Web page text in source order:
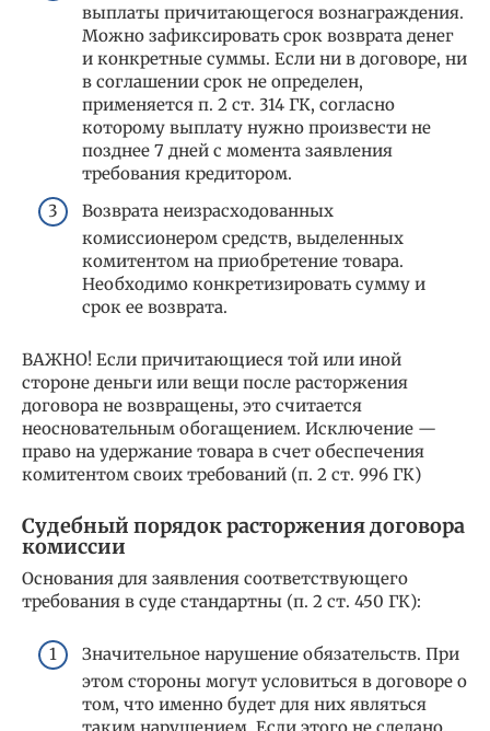
выплаты причитающегося вознаграждения.
Можно зафиксировать срок возврата денег
и конкретные суммы. Если ни в договоре, ни
в соглашении срок не определен,
применяется п. 2 ст. 314 ГК, согласно
которому выплату нужно произвести не
позднее 7 дней с момента заявления
требования кредитором.
Возврата неизрасходованных
комиссионером средств, выделенных
комитентом на приобретение товара.
Необходимо конкретизировать сумму и
срок ее возврата.
ВАЖНО! Если причитающиеся той или иной
стороне деньги или вещи после расторжения
договора не возвращены, это считается
неосновательным обогащением. Исключение —
право на удержание товара в счет обеспечения
комитентом своих требований (п. 2 ст. 996 ГК)
Судебный порядок расторжения договора
комиссии
Основания для заявления соответствующего
требования в суде стандартны (п. 2 ст. 450 ГК):
Значительное нарушение обязательств. При
этом стороны могут условиться в договоре о
том, что именно будет для них являться